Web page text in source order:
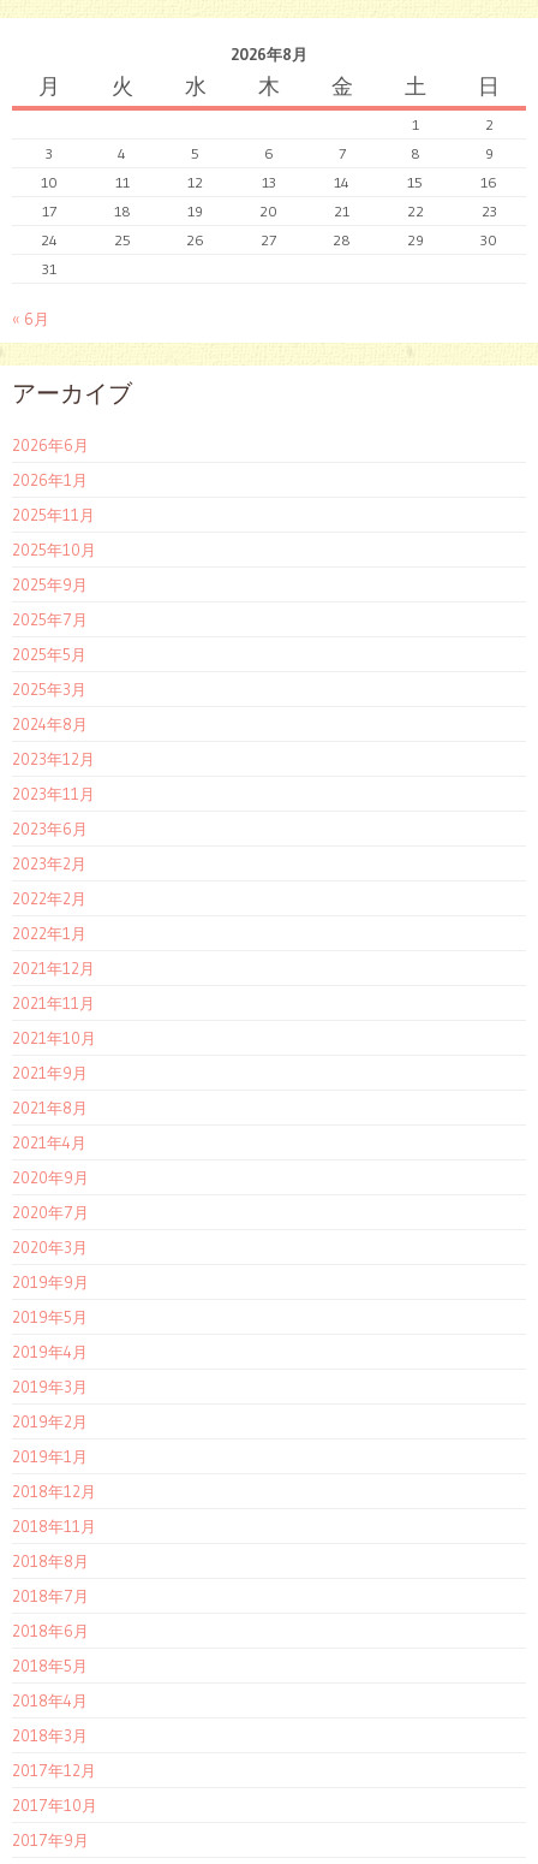
2026年8月
月 火 水 木 金 土 日
1
2
3
4 5 6 7 8
9
10
11 12 13 14 15
16
17
18 19 20 21 22
23
24
25 26 27 28 29
30
31
« 6月
アーカイブ
2026年6月
2026年1月
2025年11月
2025年10月
2025年9月
2025年7月
2025年5月
2025年3月
2024年8月
2023年12月
2023年11月
2023年6月
2023年2月
2022年2月
2022年1月
2021年12月
2021年11月
2021年10月
2021年9月
2021年8月
2021年4月
2020年9月
2020年7月
2020年3月
2019年9月
2019年5月
2019年4月
2019年3月
2019年2月
2019年1月
2018年12月
2018年11月
2018年8月
2018年7月
2018年6月
2018年5月
2018年4月
2018年3月
2017年12月
2017年10月
2017年9月